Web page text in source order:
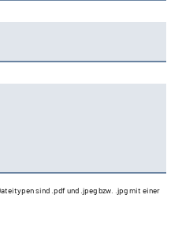
sind .pdf und .jpeg bzw. .jpg mit einer